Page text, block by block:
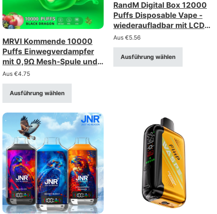
MRVI Kommende 10000
Puffs Einwegverdampfer
mit 0,9Ω Mesh-Spule und
Leistungsanzeige
Aus €4.75
Ausführung wählen
RandM Digital Box 12000
Puffs Disposable Vape -
wiederaufladbar mit LCD
Display
Aus €5.56
Ausführung wählen